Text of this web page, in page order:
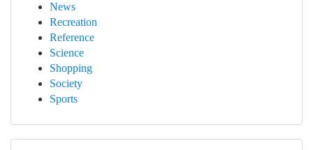
News
Recreation
Reference
Science
Shopping
Society
Sports